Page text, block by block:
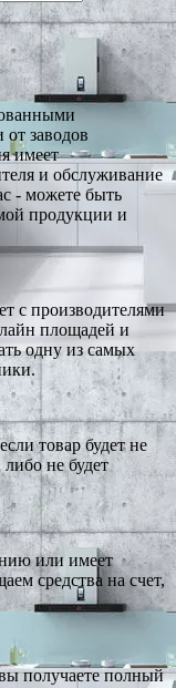
заводов
имеет
и обслуживание
- можете быть
продукции и
с производителями
площадей и
одну из самых
товар будет не
не будет
или имеет
средства на счет,
получаете полный